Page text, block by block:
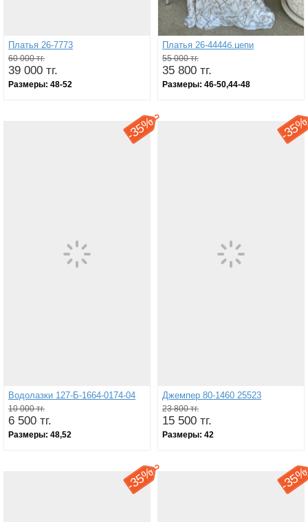
Платья 26-7773
60 000 тг.
39 000 тг.
Размеры: 48-52
Платья 26-4444б.цепи
55 000 тг.
35 800 тг.
Размеры: 46-50,44-48
-
35%
Водолазки 127-Б-1664-0174-04
10 000 тг.
6 500 тг.
Размеры: 48,52
-
Джемпер 80-1460 25523
23 800 тг.
15 500 тг.
Размеры: 42
-
35% -